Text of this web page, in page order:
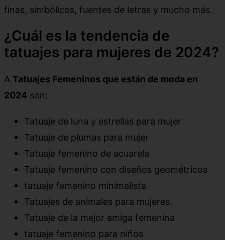
finas, simbólicos, fuentes de letras y mucho más.
¿Cuál es la tendencia de
tatuajes para mujeres de 2024?
A Tatuajes Femeninos que están de moda en
2024 son:
Tatuaje de luna y estrellas para mujer
Tatuaje de plumas para mujer
Tatuaje femenino de acuarela
Tatuaje femenino con diseños geométricos
tatuaje femenino minimalista
Tatuajes de animales para mujeres.
Tatuaje de la mejor amiga femenina
tatuaje femenino para niños